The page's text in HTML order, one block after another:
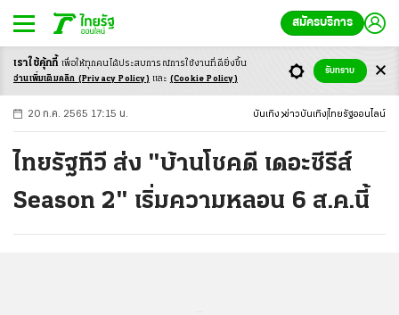
สมัครบริการ
-ก ก ก+
20 ก.ค. 2565 17:15 น. บันเทิง ข่าวบันเทิง ไทยรัฐออนไลน์
ไทยรัฐทีวี ส่ง "บ้านโชคดี เดอะซีรีส์
Season 2" เริ่มความหลอน 6 ส.ค.นี้
เราใช้คุ้กกี้ เพื่อให้ทุกคนได้ประสบการณ์การใช้งานที่ดียิ่งขึ้น
อ่านเพิ่มเติมคลิก (Privacy Policy) และ (Cookie Policy)
รับทราบ